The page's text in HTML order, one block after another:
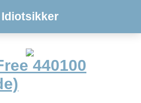
Idiotsikker
440100